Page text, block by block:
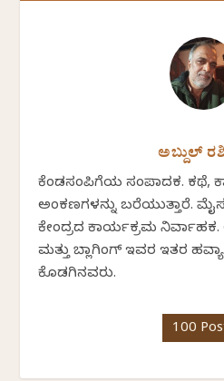
ಅಬ್ದುಲ್
ಕೆಂಡಸಂಪಿಗೆಯ ಸಂಪಾದಕ. ಕಥೆ,
ಅಂಕಣಗಳನ್ನು ಬರೆಯುತ್ತಾರೆ.
ಕೇಂದ್ರದ ಕಾರ್ಯಕ್ರಮ
ಮತ್ತು ಬ್ಲಾಗಿಂಗ್ ಇವರ ಇತರ
ಕೊಡಗಿನವರು.
100